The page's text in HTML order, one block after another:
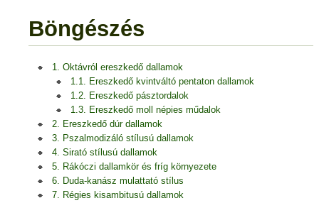
Böngészés
1. Oktávról ereszkedő dallamok
1.1. Ereszkedő kvintváltó pentaton dallamok
1.2. Ereszkedő pásztordalok
1.3. Ereszkedő moll népies műdalok
2. Ereszkedő dúr dallamok
3. Pszalmodizáló stílusú dallamok
4. Sirató stílusú dallamok
5. Rákóczi dallamkör és fríg környezete
6. Duda-kanász mulattató stílus
7. Régies kisambitusú dallamok